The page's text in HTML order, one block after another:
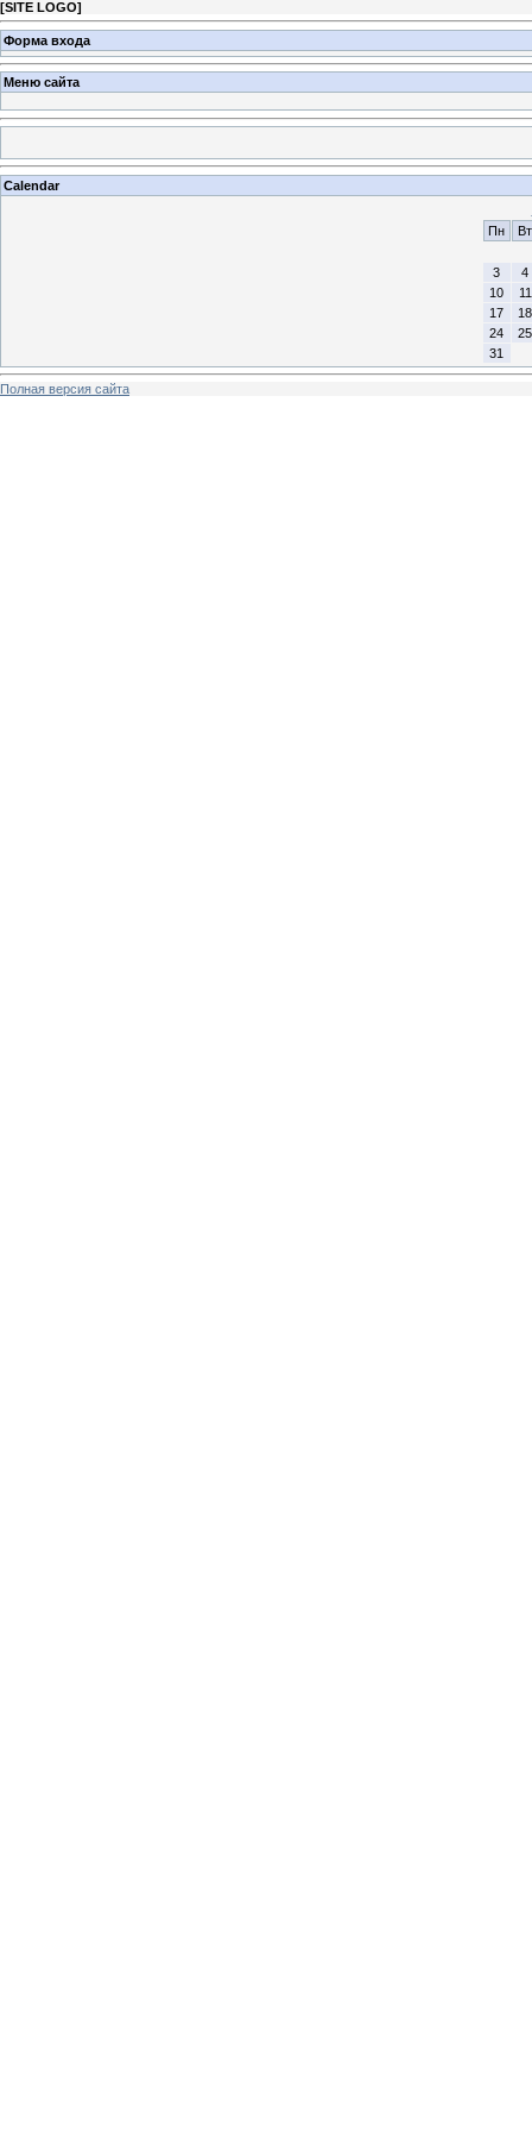
[SITE LOGO]
Форма входа
Меню сайта
Calendar
Пн
Вт
3
4
10
11
17
18
24
25
31
Полная версия сайта